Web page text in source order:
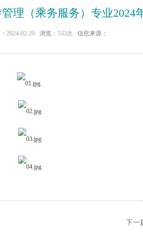
理（乘务服务）专业2024
2024-02-29 浏览： 533次 信息来源：
下一